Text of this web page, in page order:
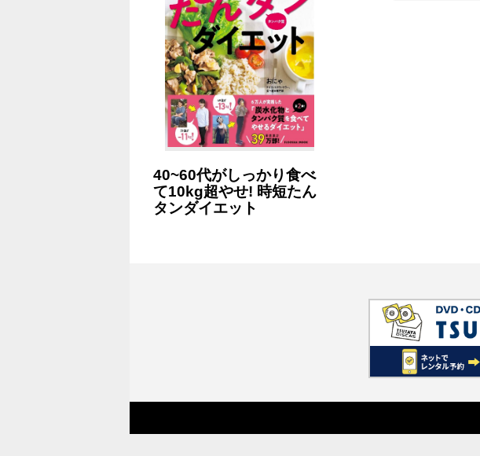
40~60代がしっかり食べ
て10kg超やせ! 時短たん
タンダイエット